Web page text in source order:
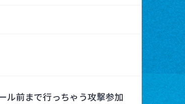
ル前まで行っちゃう攻撃参加